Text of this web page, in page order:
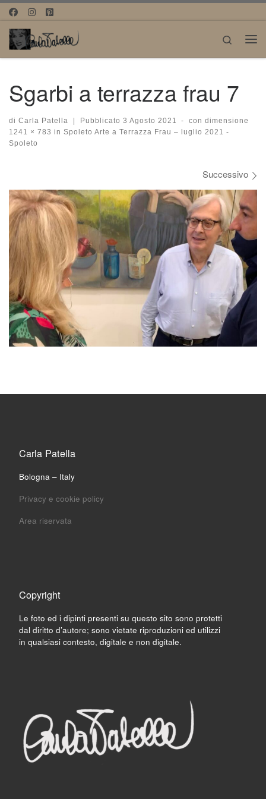
Passa al contenuto
Search
Sgarbi a terrazza frau 7
di Carla Patella Pubblicato 3 Agosto 2021 -
con dimensione
1241 × 783 in Spoleto Arte a Terrazza Frau – luglio 2021 -
Spoleto
Successivo
Carla Patella
Bologna – Italy
Privacy e cookie policy
Area riservata
Copyright
Le foto ed i dipinti presenti su questo sito sono protetti
dal diritto d’autore; sono vietate riproduzioni ed utilizzi
in qualsiasi contesto, digitale e non digitale.